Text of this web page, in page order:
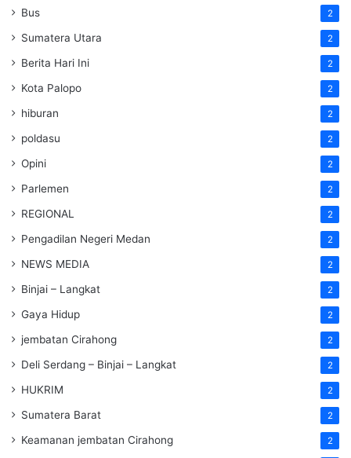
Bus 2
Sumatera Utara 2
Berita Hari Ini 2
Kota Palopo 2
hiburan 2
poldasu 2
Opini 2
Parlemen 2
REGIONAL 2
Pengadilan Negeri Medan 2
NEWS MEDIA 2
Binjai – Langkat 2
Gaya Hidup 2
jembatan Cirahong 2
Deli Serdang – Binjai – Langkat 2
HUKRIM 2
Sumatera Barat 2
Keamanan jembatan Cirahong 2